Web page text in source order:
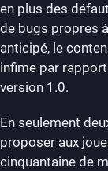
en plus des
de bugs propres
anticipé, le
infime par
version 1.0.
En seulement
proposer aux
cinquantaine de